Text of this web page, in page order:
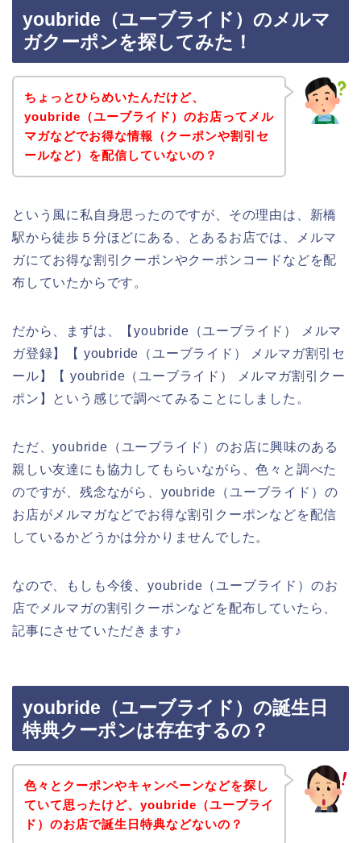
youbride（ユーブライド）のメルマ
ガクーポンを探してみた！
ちょっとひらめいたんだけど、
youbride（ユーブライド）のお店ってメル
マガなどでお得な情報（クーポンや割引セ
ールなど）を配信していないの？
という風に私自身思ったのですが、その理由は、新橋
駅から徒歩５分ほどにある、とあるお店では、メルマ
ガにてお得な割引クーポンやクーポンコードなどを配
布していたからです。
だから、まずは、【youbride（ユーブライド） メルマ
ガ登録】【 youbride（ユーブライド） メルマガ割引セ
ール】【 youbride（ユーブライド） メルマガ割引クー
ポン】という感じで調べてみることにしました。
ただ、youbride（ユーブライド）のお店に興味のある
親しい友達にも協力してもらいながら、色々と調べた
のですが、残念ながら、youbride（ユーブライド）の
お店がメルマガなどでお得な割引クーポンなどを配信
しているかどうかは分かりませんでした。
なので、もしも今後、youbride（ユーブライド）のお
店でメルマガの割引クーポンなどを配布していたら、
記事にさせていただきます♪
youbride（ユーブライド）の誕生日
特典クーポンは存在するの？
色々とクーポンやキャンペーンなどを探し
ていて思ったけど、youbride（ユーブライ
ド）のお店で誕生日特典などないの？